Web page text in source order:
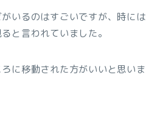
いるのはすごいですが、時には
と言われていました。
に移動された方がいいと思いま